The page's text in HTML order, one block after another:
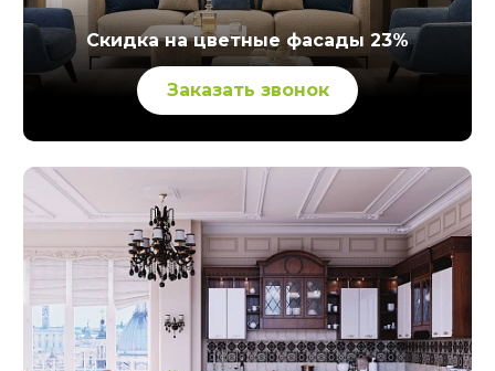
Скидка на цветные фасады 23%
Заказать звонок